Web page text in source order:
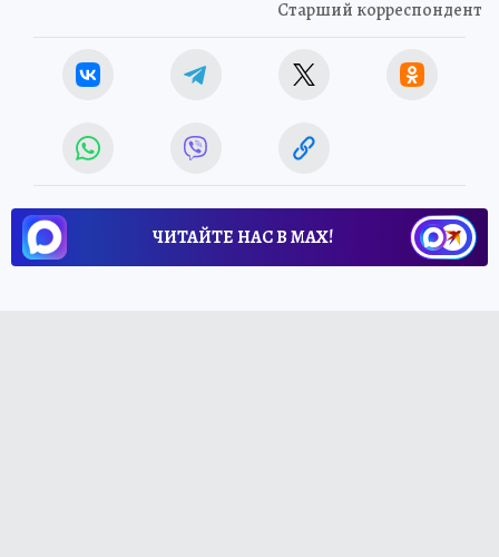
Старший корреспондент
ЧИТАЙТЕ НАС В МАХ!